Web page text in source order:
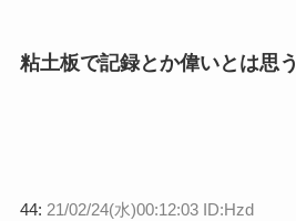
粘土板で記録とか偉いとは思う
44: 21/02/24(水)00:12:03 ID:Hzd